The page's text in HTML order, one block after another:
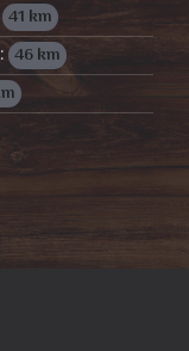
41 km
46 km